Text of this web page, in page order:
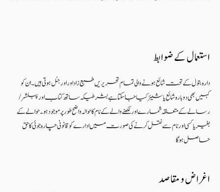
استعمال کے ضوابط
دارہ بتول کے تحت شائع ہونے والی تمام تحریریں طبع زاد اور اورجنل ہوتی ہیں۔ ان کو
کہیں بھی دوبارہ شائع یا شیئر کیا جا سکتا ہے بشرطیکہ ساتھ کتاب اور پبلشر/
رسالے کے متعلقہ شمارے اور لکھنے والے کے نام کا حوالہ واضح طور پر موجود ہو۔ حوالے کے
بغیر یا کسی اور نام سے نقل کرنے کی صورت میں ادارے کو قانونی چارہ جوئی کا حق
حاصل ہو گا
اغراض و مقاصد